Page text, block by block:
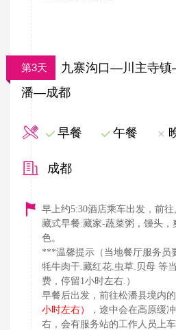
第3天
九寨沟口—川主寺
潘—成都
早餐 午餐
成都
早上约5:30酒店乘车出发，前
藏式早餐:藏家-蔬菜粥，馒头
色。
***温馨提示（当地餐厅服务员
牦牛肉干.藏红花.虫草.贝母 等
费，停留1小时左右.）
早餐后出发， 前往松潘县境内
小时左右）
，途中会在高原缓
右，会有服务站的工作人员上